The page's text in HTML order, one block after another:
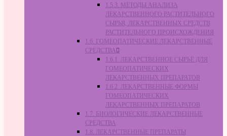
1.5.3. МЕТОДЫ АНАЛИЗА
ЛЕКАРСТВЕННОГО РАСТИТЕЛЬНОГО
СЫРЬЯ, ЛЕКАРСТВЕННЫХ СРЕДСТВ
РАСТИТЕЛЬНОГО ПРОИСХОЖДЕНИЯ
1.6. ГОМЕОПАТИЧЕСКИЕ ЛЕКАРСТВЕННЫЕ
СРЕДСТВА
1.6.1. ЛЕКАРСТВЕННОЕ СЫРЬЁ ДЛЯ
ГОМЕОПАТИЧЕСКИХ
ЛЕКАРСТВЕННЫХ ПРЕПАРАТОВ
1.6.2. ЛЕКАРСТВЕННЫЕ ФОРМЫ
ГОМЕОПАТИЧЕСКИХ
ЛЕКАРСТВЕННЫХ ПРЕПАРАТОВ
1.7. БИОЛОГИЧЕСКИЕ ЛЕКАРСТВЕННЫЕ
СРЕДСТВА
1.8. ЛЕКАРСТВЕННЫЕ ПРЕПАРАТЫ